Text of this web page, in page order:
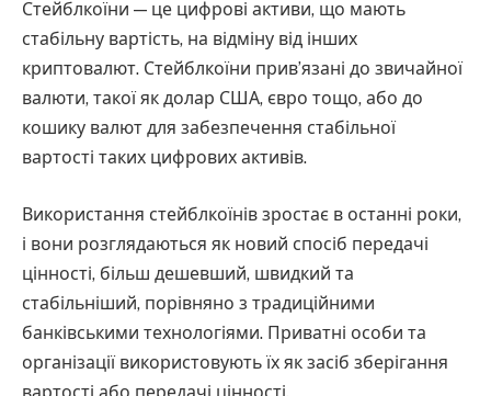
Стейблкоїни — це цифрові активи, що мають
стабільну вартість, на відміну від інших
криптовалют. Стейблкоїни прив’язані до звичайної
валюти, такої як долар США, євро тощо, або до
кошику валют для забезпечення стабільної
вартості таких цифрових активів.
Використання стейблкоїнів зростає в останні роки,
і вони розглядаються як новий спосіб передачі
цінності, більш дешевший, швидкий та
стабільніший, порівняно з традиційними
банківськими технологіями. Приватні особи та
організації використовують їх як засіб зберігання
вартості або передачі цінності.